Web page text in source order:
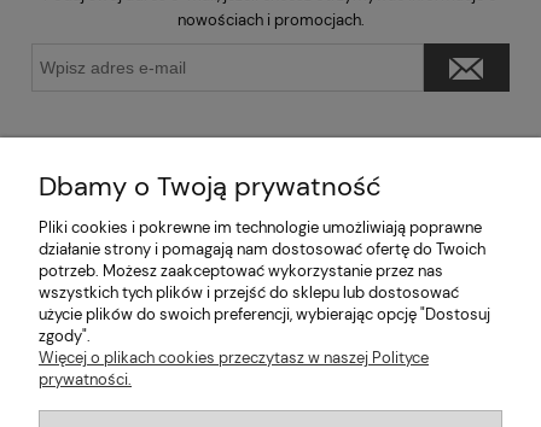
nowościach i promocjach.
Pomoc
Moje konto
Informacje
Dbamy o Twoją prywatność
Pliki cookies i pokrewne im technologie umożliwiają poprawne
działanie strony i pomagają nam dostosować ofertę do Twoich
potrzeb. Możesz zaakceptować wykorzystanie przez nas
wszystkich tych plików i przejść do sklepu lub dostosować
użycie plików do swoich preferencji, wybierając opcję "Dostosuj
zgody".
Więcej o plikach cookies przeczytasz w naszej Polityce
prywatności.